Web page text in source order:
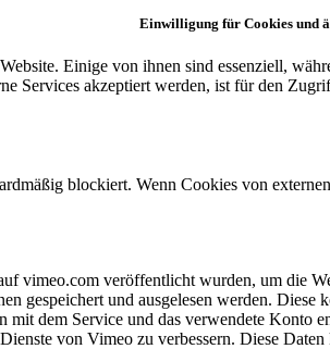
Einwilligung für Cookies und
Einige von ihnen sind essenziell,
Services akzeptiert werden, ist für den
blockiert. Wenn Cookies von
vimeo.com veröffentlicht wurden, um die
gespeichert und ausgelesen werden.
dem Service und das verwendete Konto
von Vimeo zu verbessern. Diese